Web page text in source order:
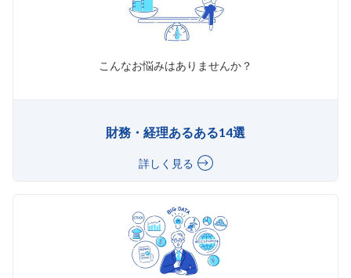
こんなお悩みはありませんか？
財務・経理あるある14選
詳しく見る